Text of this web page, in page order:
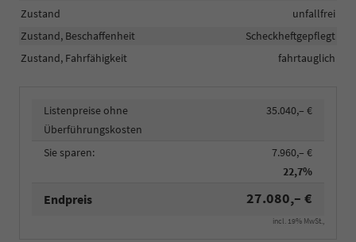
Zustand
unfallfrei
Zustand, Beschaffenheit
Scheckheftgepflegt
Zustand, Fahrfähigkeit
fahrtauglich
Listenpreise ohne
Überführungskosten
35.040,– €
Sie sparen:
7.960,– €
22,7%
Endpreis 27.080,– €
incl. 19% MwSt.,